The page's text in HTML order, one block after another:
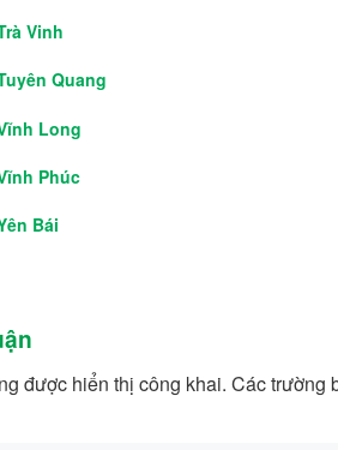
Vinh
Quang
Long
Phúc
Bái
được hiển thị công khai. Các trường